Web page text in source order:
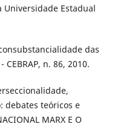
Universidade Estadual
das
n. 86, 2010.
debates teóricos e
MARX E O